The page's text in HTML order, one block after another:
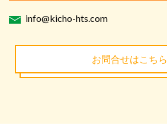
info@kicho-hts.com
お問合せはこちら